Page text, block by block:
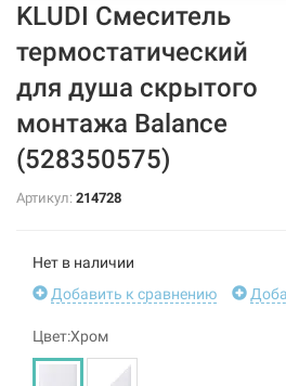
KLUDI Смеситель
термостатический
для душа скрытого
монтажа Balance
(528350575)
Артикул: 214728
Нет в наличии
Добавить к сравнению
Цвет:Хром